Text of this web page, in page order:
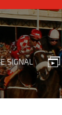
SIGNAL